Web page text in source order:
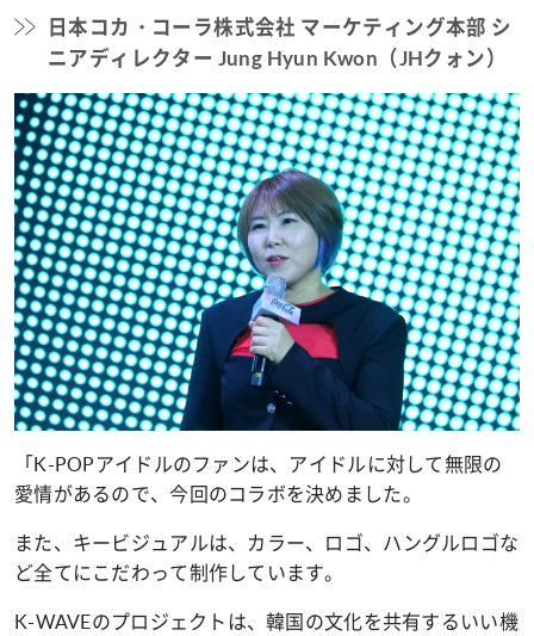
日本コカ・コーラ株式会社 マーケティング本部 シ
ニアディレクター Jung Hyun Kwon（JHクォン）
「K-POPアイドルのファンは、アイドルに対して無限の
愛情があるので、今回のコラボを決めました。
また、キービジュアルは、カラー、ロゴ、ハングルロゴな
ど全てにこだわって制作しています。
K-WAVEのプロジェクトは、韓国の文化を共有するいい機